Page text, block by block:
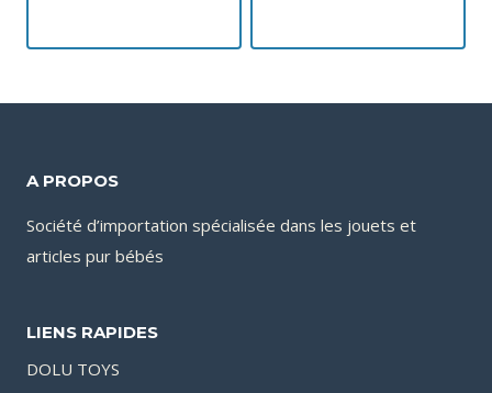
A PROPOS
Société d’importation spécialisée dans les jouets et
articles pur bébés
LIENS RAPIDES
DOLU TOYS